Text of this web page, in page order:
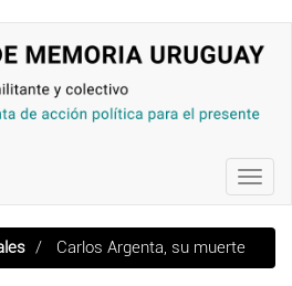
Carlos Argenta, su muerte